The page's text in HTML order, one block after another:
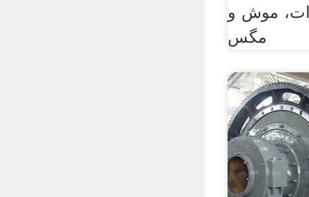
موش و
مگس